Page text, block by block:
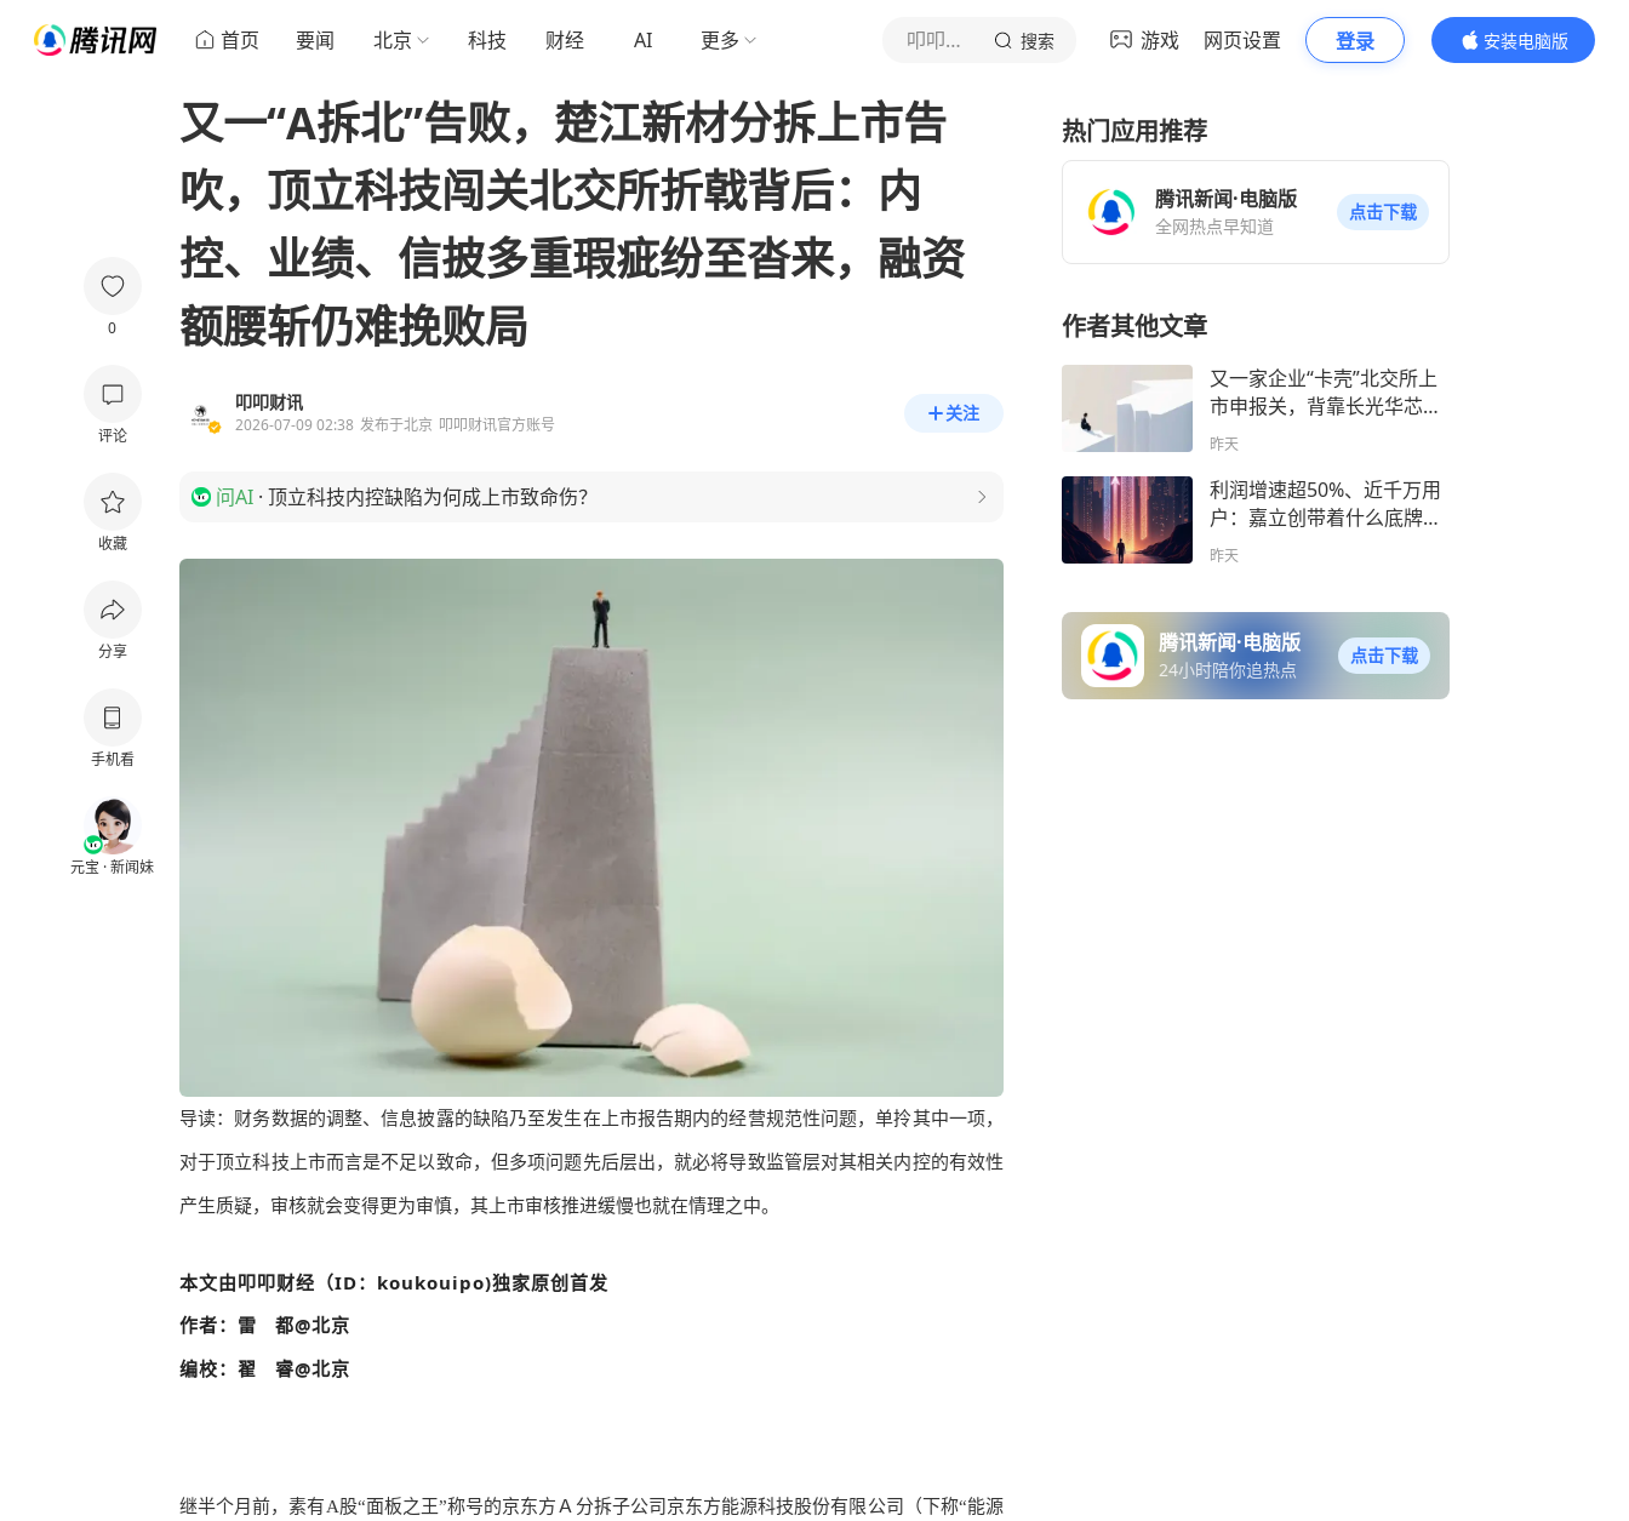
首页 要闻 北京 科技 财经 AI 更多 叩叩财讯 搜索 游戏 网页设置 登录
安装电脑版
内容更精彩
0
评论
收藏
分享
手机看
元宝 · 新闻妹
又一“A拆北”告败，楚江新材分拆上市告
吹，顶立科技闯关北交所折戟背后：内
控、业绩、信披多重瑕疵纷至沓来，融资
额腰斩仍难挽败局
叩叩财讯
2026-07-09 02:38 发布于北京 叩叩财讯官方账号
关注
问AI · 顶立科技内控缺陷为何成上市致命伤？
导读： 财务数据的调整、信息披露的缺陷乃至发生在上市报告期内的经营规范性问题，单拎其中一项，
对于顶立科技上市而言是不足以致命，但多项问题先后层出，就必将导致监管层对其相关内控的有效性
产生质疑，审核就会变得更为审慎，其上市审核推进缓慢也就在情理之中。
本文由叩叩财经（ID：koukouipo)独家原创首发
作者：雷 都@北京
编校：翟 睿@北京
继半个月前，素有A股“面板之王”称号的京东方Ａ 分拆子公司京东方能源科技股份有限公司（下称“能源
热门应用推荐
腾讯新闻·电脑版
全网热点早知道
点击下载
作者其他文章
又一家企业“卡壳”北交所上
市申报关，背靠长光华芯、
华工科技两大上市公司，华
昨天
利润增速超50%、近千万用
户：嘉立创带着什么底牌上
市？
昨天
腾讯新闻·电脑版
24小时陪你追热点
点击下载